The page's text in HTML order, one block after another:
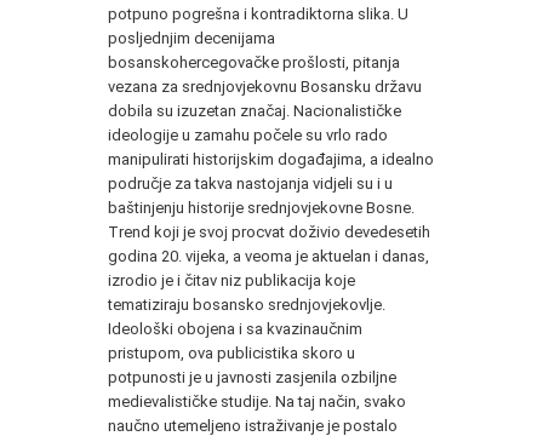
potpuno pogrešna i kontradiktorna slika. U
posljednjim decenijama
bosanskohercegovačke prošlosti, pitanja
vezana za srednjovjekovnu Bosansku državu
dobila su izuzetan značaj. Nacionalističke
ideologije u zamahu počele su vrlo rado
manipulirati historijskim događajima, a idealno
područje za takva nastojanja vidjeli su i u
baštinjenju historije srednjovjekovne Bosne.
Trend koji je svoj procvat doživio devedesetih
godina 20. vijeka, a veoma je aktuelan i danas,
izrodio je i čitav niz publikacija koje
tematiziraju bosansko srednjovjekovlje.
Ideološki obojena i sa kvazinaučnim
pristupom, ova publicistika skoro u
potpunosti je u javnosti zasjenila ozbiljne
medievalističke studije. Na taj način, svako
naučno utemeljeno istraživanje je postalo